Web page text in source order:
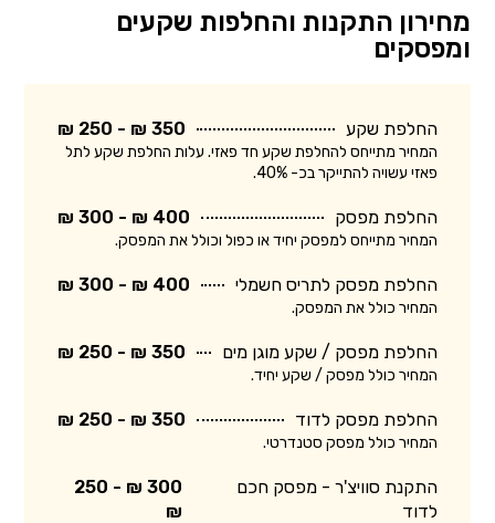
מחירון התקנות והחלפות שקעים
ומפסקים
החלפת שקע 350 ₪ - 250 ₪
המחיר מתייחס להחלפת שקע חד פאזי. עלות החלפת שקע לתל
פאזי עשויה להתייקר בכ- 40%.
החלפת מפסק 400 ₪ - 300 ₪
המחיר מתייחס למפסק יחיד או כפול וכולל את המפסק.
החלפת מפסק לתריס חשמלי 400 ₪ - 300 ₪
המחיר כולל את המפסק.
החלפת מפסק / שקע מוגן מים 350 ₪ - 250 ₪
המחיר כולל מפסק / שקע יחיד.
החלפת מפסק לדוד 350 ₪ - 250 ₪
המחיר כולל מפסק סטנדרטי.
התקנת סוויצ'ר - מפסק חכם
לדוד
300 ₪ - 250
₪